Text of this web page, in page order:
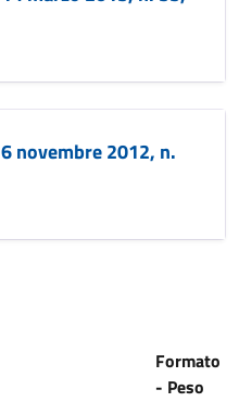
novembre 2012, n.
Formato
- Peso